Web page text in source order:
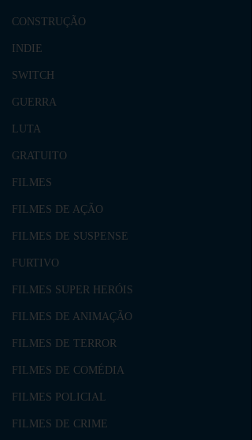
CONSTRUÇÃO
INDIE
SWITCH
GUERRA
LUTA
GRATUITO
FILMES
FILMES DE AÇÃO
FILMES DE SUSPENSE
FURTIVO
FILMES SUPER HERÓIS
FILMES DE ANIMAÇÃO
FILMES DE TERROR
FILMES DE COMÉDIA
FILMES POLICIAL
FILMES DE CRIME